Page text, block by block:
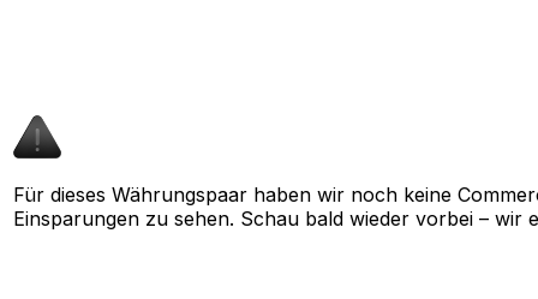
Für dieses Währungspaar haben wir noch keine
Einsparungen zu sehen. Schau bald wieder vorbei –